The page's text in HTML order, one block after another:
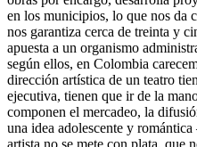
en los municipios, lo que nos da
nos garantiza cerca de treinta y
apuesta a un organismo
según ellos, en Colombia
dirección artística de un teatro
ejecutiva, tienen que ir de la
componen el mercadeo, la
una idea adolescente y
artista no se mete con plata, que